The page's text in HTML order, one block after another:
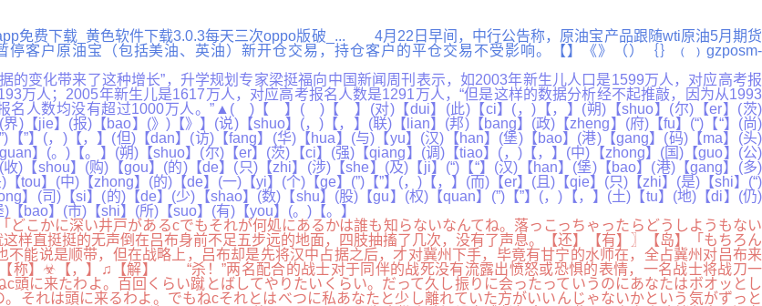
免费下载_黄色软件下载3.0.3每天三次oppo版破_... 4月22日早间，中行公告称，原油宝产品跟随wti原油5月期货
客户原油宝（包括美油、英油）新开仓交易，持仓客户的平仓交易不受影响。【】《》（）｛｝﹙﹚gzposm-
变化带来了这种增长”，升学规划专家梁挺福向中国新闻周刊表示，如2003年新生儿人口是1599万人，对应高考报
万人；2005年新生儿是1617万人，对应高考报名人数是1291万人，“但是这样的数据分析经不起推敲，因为从1993
报名人数均没有超过1000万人。”▲( )【 】( )【 】(对)【dui】(此)【ci】(，)【，】(朔)【shuo】(尔)【er】(茨)
)【jie】(报)【bao】(》)【》】(说)【shuo】(，)【，】(联)【lian】(邦)【bang】(政)【zheng】(府)【fu】(“)【“】(尚)
”】(，)【，】(但)【dan】(访)【fang】(华)【hua】(与)【yu】(汉)【han】(堡)【bao】(港)【gang】(码)【ma】(头)
】(。)【。】(朔)【shuo】(尔)【er】(茨)【ci】(强)【qiang】(调)【tiao】(，)【，】(中)【zhong】(国)【guo】(公)
)【shou】(购)【gou】(的)【de】(只)【zhi】(涉)【she】(及)【ji】(“)【“】(汉)【han】(堡)【bao】(港)【gang】(多)
tou】(中)【zhong】(的)【de】(一)【yi】(个)【ge】(”)【”】(，)【，】(而)【er】(且)【qie】(只)【zhi】(是)【shi】(“)
】(司)【si】(的)【de】(少)【shao】(数)【shu】(股)【gu】(权)【quan】(”)【”】(，)【，】(土)【tu】(地)【di】(仍)
bao】(市)【shi】(所)【suo】(有)【you】(。)【。】
こかに深い井戸があるcでもそれが何処にあるかは誰も知らないなんてね。落っこっちゃったらどうしようもない
挺挺的无声倒在吕布身前不足五步远的地面，四肢抽搐了几次，没有了声息。【还】【有】〗【岛】「もちろん
说是顺带，但在战略上，吕布却是先将汉中占据之后，才对冀州下手，毕竟有甘宁的水师在，全占冀州对吕布来
称】☣【，】♫【解】 “杀！”两名配合的战士对于同伴的战死没有流露出愤怒或恐惧的表情，一名战士将战刀一
に来たわよ。百回くらい蹴とばしてやりたいくらい。だって久し振りに会ったっていうのにあなたはボオッとし
それは頭に来るわよ。でもねcそれとはべつに私あなたと少し離れていた方がいいんじゃないかという気がずっと